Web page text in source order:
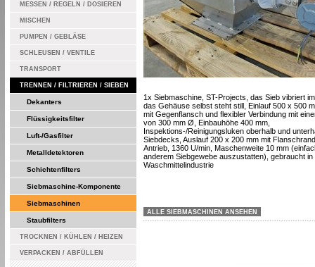
MESSEN / REGELN / DOSIEREN
MISCHEN
PUMPEN / GEBLÄSE
SCHLEUSEN / VENTILE
TRANSPORT
TRENNEN / FILTRIEREN / SIEBEN
Dekanters
Flüssigkeitsfilter
Luft-/Gasfilter
Metalldetektoren
Schichtenfilters
Siebmaschine-Komponente
Siebmaschinen
Staubfilters
TROCKNEN / KÜHLEN / HEIZEN
VERPACKEN / ABFÜLLEN
1x Siebmaschine, ST-Projects, das Sieb vibriert
das Gehäuse selbst steht still, Einlauf 500 x 500
mit Gegenflansch und flexibler Verbindung mit
von 300 mm Ø, Einbauhöhe 400 mm,
Inspektions-/Reinigungsluken oberhalb und
Siebdecks, Auslauf 200 x 200 mm mit
Antrieb, 1360 U/min, Maschenweite 10 mm
anderem Siebgewebe auszustatten), gebraucht in
Waschmittelindustrie
ALLE SIEBMASCHINEN ANSEHEN